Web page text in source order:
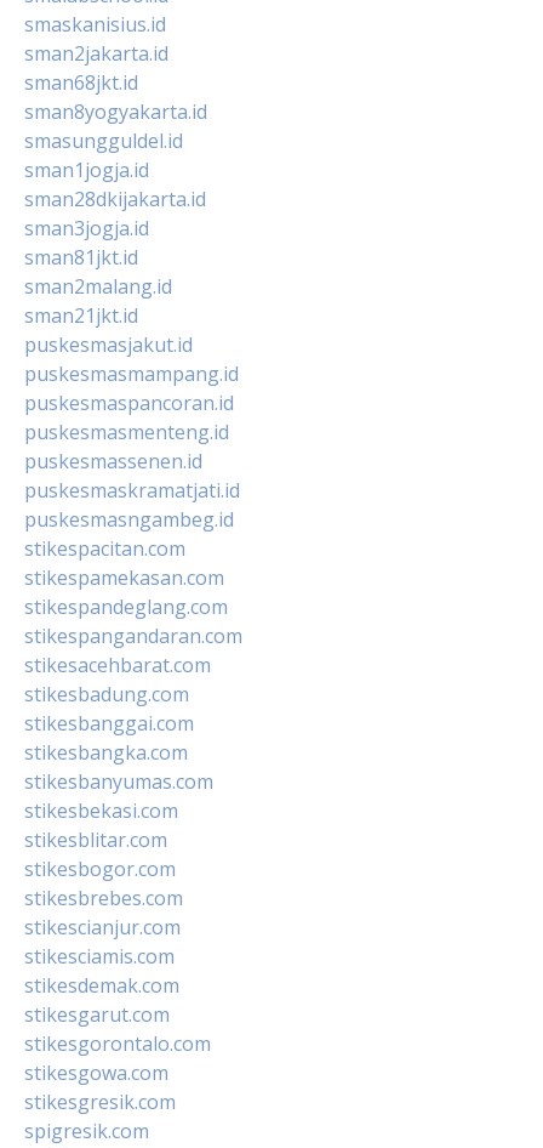
smaskanisius.id
sman2jakarta.id
sman68jkt.id
sman8yogyakarta.id
smasungguldel.id
sman1jogja.id
sman28dkijakarta.id
sman3jogja.id
sman81jkt.id
sman2malang.id
sman21jkt.id
puskesmasjakut.id
puskesmasmampang.id
puskesmaspancoran.id
puskesmasmenteng.id
puskesmassenen.id
puskesmaskramatjati.id
puskesmasngambeg.id
stikespacitan.com
stikespamekasan.com
stikespandeglang.com
stikespangandaran.com
stikesacehbarat.com
stikesbadung.com
stikesbanggai.com
stikesbangka.com
stikesbanyumas.com
stikesbekasi.com
stikesblitar.com
stikesbogor.com
stikesbrebes.com
stikescianjur.com
stikesciamis.com
stikesdemak.com
stikesgarut.com
stikesgorontalo.com
stikesgowa.com
stikesgresik.com
spigresik.com